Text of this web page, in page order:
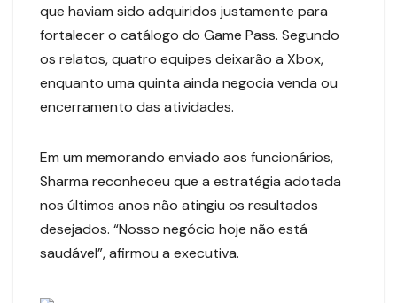
que haviam sido adquiridos justamente para
fortalecer o catálogo do Game Pass. Segundo
os relatos, quatro equipes deixarão a Xbox,
enquanto uma quinta ainda negocia venda ou
encerramento das atividades.
Em um memorando enviado aos funcionários,
Sharma reconheceu que a estratégia adotada
nos últimos anos não atingiu os resultados
desejados. “Nosso negócio hoje não está
saudável”, afirmou a executiva.